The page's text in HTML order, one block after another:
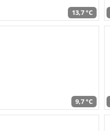
13,7 °C
9,7 °C